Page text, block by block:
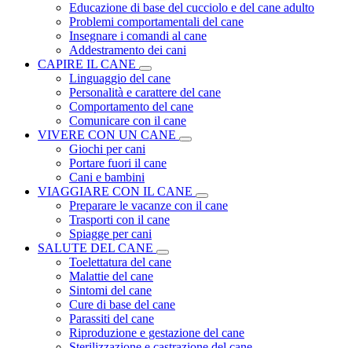
Educazione di base del cucciolo e del cane adulto
Problemi comportamentali del cane
Insegnare i comandi al cane
Addestramento dei cani
CAPIRE IL CANE
Linguaggio del cane
Personalità e carattere del cane
Comportamento del cane
Comunicare con il cane
VIVERE CON UN CANE
Giochi per cani
Portare fuori il cane
Cani e bambini
VIAGGIARE CON IL CANE
Preparare le vacanze con il cane
Trasporti con il cane
Spiagge per cani
SALUTE DEL CANE
Toelettatura del cane
Malattie del cane
Sintomi del cane
Cure di base del cane
Parassiti del cane
Riproduzione e gestazione del cane